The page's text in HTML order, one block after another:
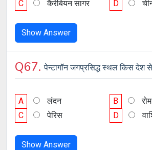
C
कैरेबियन सागर D
Show Answer
Q67.पेन्टागॉन जगप्रसिद्ध स्थल किस देश
A लंदन B
रोम
C
पेरिस D
Show Answer